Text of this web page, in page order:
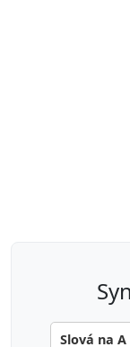
Slová na A